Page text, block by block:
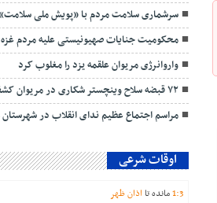
سرشماری سلامت مردم با «پویش ملی
محکومیت جنایات صهیونیستی علیه مردم غزه
واروانرژی مریوان علقمه یزد را مغلوب کرد
۷۲ قبضه سلاح وینچستر شکاری در مریوان کشف شد
مراسم اجتماع عظیم ندای انقلاب در شهرستان
اوقات شرعی
1:3 مانده تا اذان ظهر